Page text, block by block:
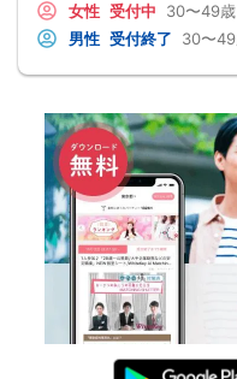
女性 受付中 30〜49歳
男性 受付終了 30〜